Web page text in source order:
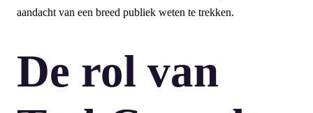
aandacht van een breed publiek weten te trekken.
De rol van